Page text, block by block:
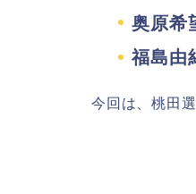
奥原希
福島由
今回は、桃田